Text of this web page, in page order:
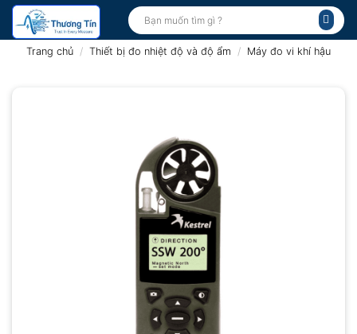
Bỏ
qua
Tìm
kiếm:
Trang chủ / Thiết bị đo nhiệt độ và độ ẩm / Máy đo vi khí hậu